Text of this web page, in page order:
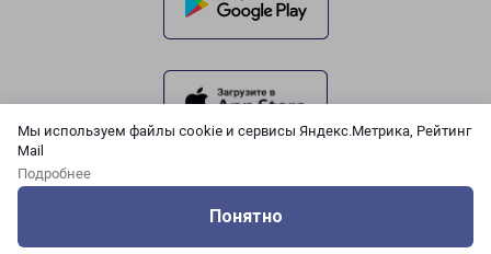
Мы используем файлы cookie и сервисы Яндекс.Метрика, Рейтинг
Mail
Подробнее
Понятно